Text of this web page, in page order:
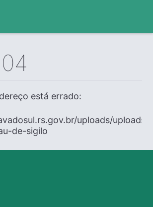
está errado:
uploads/
de-sigilo